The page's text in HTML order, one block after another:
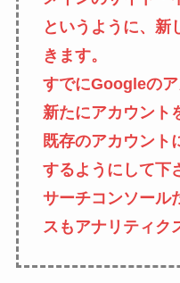
というように、新
きます。
すでにGoogleのア
新たにアカウント
既存のアカウント
するようにして下
サーチコンソール
スもアナリティク